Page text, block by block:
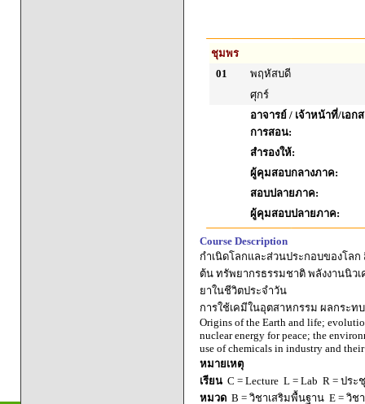
ชุมพร
01
พฤหัสบดี
ศุกร์
อาจารย์ / เจ้าหน้าที่/เอก
การสอน:
สำรองให้:
ผู้คุมสอบกลางภาค:
สอบปลายภาค:
ผู้คุมสอบปลายภาค:
Course Description
กำเนิดโลกและส่วนประกอบของโล
ต้น ทรัพยากรธรรมชาติ พลังงานนิว
ยาในชีวิตประจำวัน
การใช้เคมีในอุตสาหกรรม ผลกระ
Origins of the Earth and life;
nuclear energy for peace; the
use of chemicals in industry and
หมายเหตุ
เรียน C = Lecture L = Lab R = ประ
หมวด B = วิชาเสริมพื้นฐาน E = วิช